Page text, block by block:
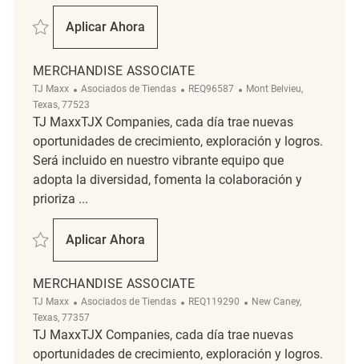
Salvar Merchandise Associate REQ138240
Aplicar Ahora
Merchandise Associate
MERCHANDISE ASSOCIATE
TJ Maxx Categoría
Asociados de Tiendas ReqId
REQ96587 Ubicación
Mont Belvieu,
Texas, 77523
TJ MaxxTJX Companies, cada día trae nuevas
oportunidades de crecimiento, exploración y logros.
Será incluido en nuestro vibrante equipo que
adopta la diversidad, fomenta la colaboración y
prioriza ...
Salvar Merchandise Associate REQ96587
Aplicar Ahora
Merchandise Associate
MERCHANDISE ASSOCIATE
TJ Maxx Categoría
Asociados de Tiendas ReqId
REQ119290 Ubicación
New Caney,
Texas, 77357
TJ MaxxTJX Companies, cada día trae nuevas
oportunidades de crecimiento, exploración y logros.